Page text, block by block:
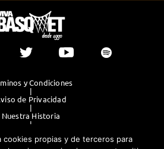
y Condiciones
|
de Privacidad
|
Nuestra Historia
|
|
cookies propias y de terceros para